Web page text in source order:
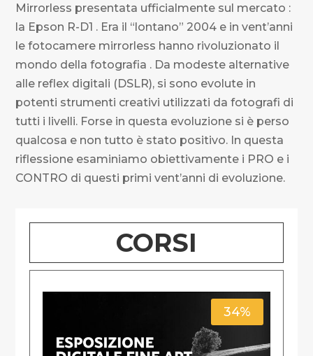
Mirrorless presentata ufficialmente sul mercato :
la Epson R-D1 . Era il “lontano” 2004 e in vent’anni
le fotocamere mirrorless hanno rivoluzionato il
mondo della fotografia . Da modeste alternative
alle reflex digitali (DSLR), si sono evolute in
potenti strumenti creativi utilizzati da fotografi di
tutti i livelli. Forse in questa evoluzione si è perso
qualcosa e non tutto è stato positivo. In questa
riflessione esaminiamo obiettivamente i PRO e i
CONTRO di questi primi vent’anni di evoluzione.
CORSI
34%